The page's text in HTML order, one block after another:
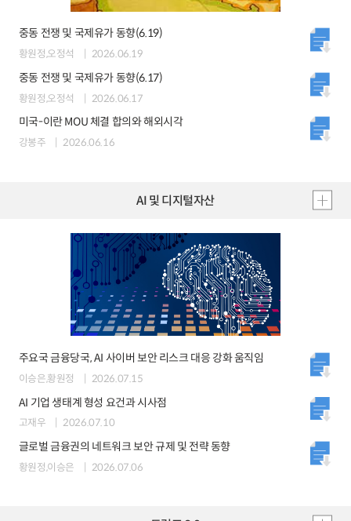
중동 전쟁 및 국제유가 동향(6.19)
황원정,오정석 2026.06.19
중동 전쟁 및 국제유가 동향(6.17)
황원정,오정석 2026.06.17
미국-이란 MOU 체결 합의와 해외시각
강봉주 2026.06.16
AI 및 디지털자산
주요국 금융당국, AI 사이버 보안 리스크 대응 강화 움직임
이승은,황원정 2026.07.15
AI 기업 생태계 형성 요건과 시사점
고재우 2026.07.10
글로벌 금융권의 네트워크 보안 규제 및 전략 동향
황원정,이승은 2026.07.06